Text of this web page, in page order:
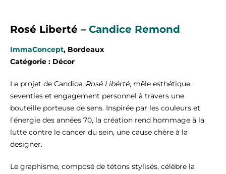
Rosé Liberté – Candice Remond
ImmaConcept, Bordeaux
Catégorie : Décor
Le projet de Candice, Rosé Libérté, mêle esthétique
seventies et engagement personnel à travers une
bouteille porteuse de sens. Inspirée par les couleurs et
l’énergie des années 70, la création rend hommage à la
lutte contre le cancer du sein, une cause chère à la
designer.
Le graphisme, composé de tétons stylisés, célèbre la